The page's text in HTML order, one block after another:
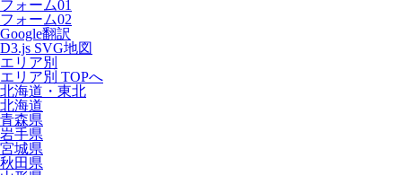
フォーム01
フォーム02
Google翻訳
D3.js SVG地図
エリア別
エリア別 TOPへ
北海道・東北
北海道
青森県
岩手県
宮城県
秋田県